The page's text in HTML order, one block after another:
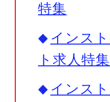
特集
インス
ト求人特集
インス